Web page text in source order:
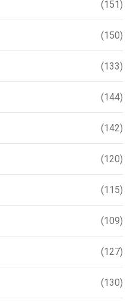
(151)
(150)
(133)
(144)
(142)
(120)
(115)
(109)
(127)
(130)